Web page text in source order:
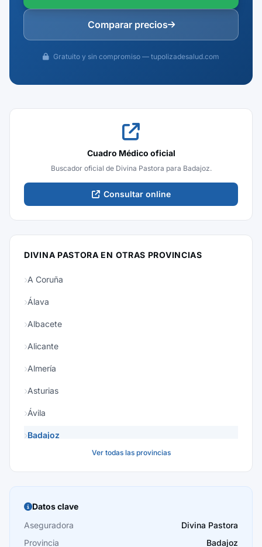
Comparar precios
Gratuito y sin compromiso — tupolizadesalud.com
Cuadro Médico oficial
Buscador oficial de Divina Pastora para Badajoz.
Consultar online
DIVINA PASTORA EN OTRAS PROVINCIAS
A Coruña
Álava
Albacete
Alicante
Almería
Asturias
Ávila
Badajoz
Burgos
Cáceres
Ver todas las provincias
Datos clave
Aseguradora
Divina Pastora
Provincia
Badajoz